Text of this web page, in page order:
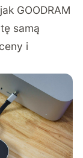
GOODRAM
samą
i